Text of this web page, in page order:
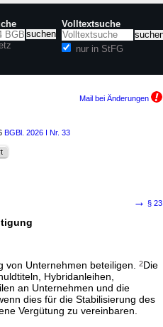
Volltextsuche
nur in StFG
Mail bei Änderungen
BGBl. 2026 I Nr. 33
→ § 23
von Unternehmen beteiligen. 2Die
Hybridanleihen,
an Unternehmen und die
dies für die Stabilisierung des
Vergütung zu vereinbaren.